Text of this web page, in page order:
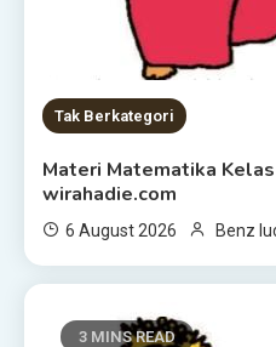
Tak Berkategori
Materi Matematika
wirahadie.com
6 August 2026 Benz
3 MINS READ